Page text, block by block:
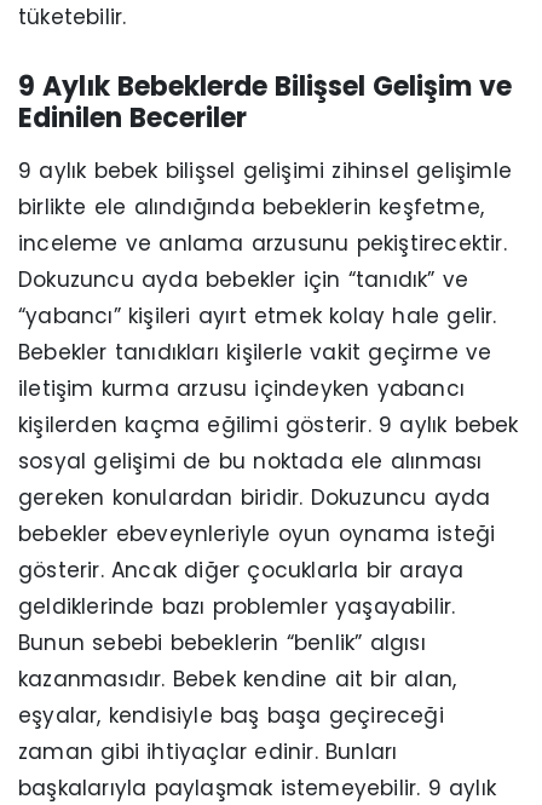
tüketebilir.
9 Aylık Bebeklerde Bilişsel Gelişim ve
Edinilen Beceriler
9 aylık bebek bilişsel gelişimi zihinsel gelişimle
birlikte ele alındığında bebeklerin keşfetme,
inceleme ve anlama arzusunu pekiştirecektir.
Dokuzuncu ayda bebekler için “tanıdık” ve
“yabancı” kişileri ayırt etmek kolay hale gelir.
Bebekler tanıdıkları kişilerle vakit geçirme ve
iletişim kurma arzusu içindeyken yabancı
kişilerden kaçma eğilimi gösterir. 9 aylık bebek
sosyal gelişimi de bu noktada ele alınması
gereken konulardan biridir. Dokuzuncu ayda
bebekler ebeveynleriyle oyun oynama isteği
gösterir. Ancak diğer çocuklarla bir araya
geldiklerinde bazı problemler yaşayabilir.
Bunun sebebi bebeklerin “benlik” algısı
kazanmasıdır. Bebek kendine ait bir alan,
eşyalar, kendisiyle baş başa geçireceği
zaman gibi ihtiyaçlar edinir. Bunları
başkalarıyla paylaşmak istemeyebilir. 9 aylık